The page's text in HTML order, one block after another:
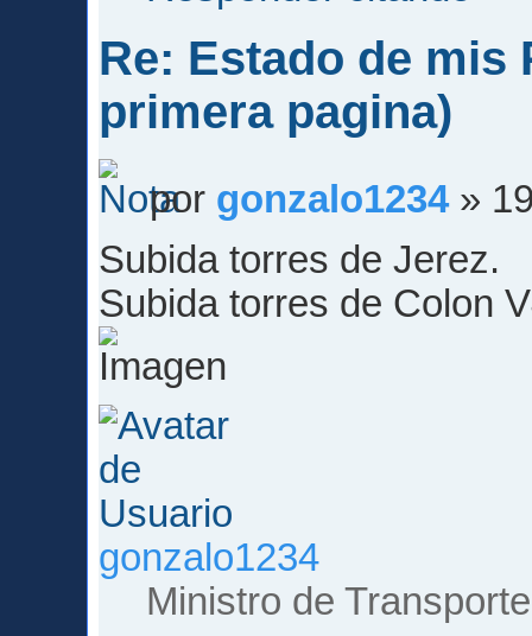
Re: Estado de mis
primera pagina)
por gonzalo1234»
Subida torres de Jerez.
Subida torres de Colon
gonzalo1234
Ministro de Transporte